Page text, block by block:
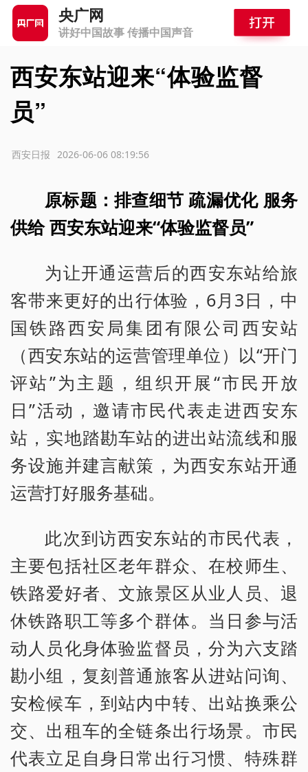
央广网
讲好中国故事 传播中国声音
西安东站迎来“体验监督
员”
2026-06-06 08:19:56
西安日报
原标题：排查细节 疏漏优化 服务
供给 西安东站迎来“体验监督员”
为让开通运营后的西安东站给旅
客带来更好的出行体验，6月3日，中
国铁路西安局集团有限公司西安站
（西安东站的运营管理单位）以“开门
评站”为主题，组织开展“市民开放
日”活动，邀请市民代表走进西安东
站，实地踏勘车站的进出站流线和服
务设施并建言献策，为西安东站开通
运营打好服务基础。
此次到访西安东站的市民代表，
主要包括社区老年群众、在校师生、
铁路爱好者、文旅景区从业人员、退
休铁路职工等多个群体。当日参与活
动人员化身体验监督员，分为六支踏
勘小组，复刻普通旅客从进站问询、
安检候车，到站内中转、出站换乘公
交、出租车的全链条出行场景。市民
代表立足自身日常出行习惯、特殊群